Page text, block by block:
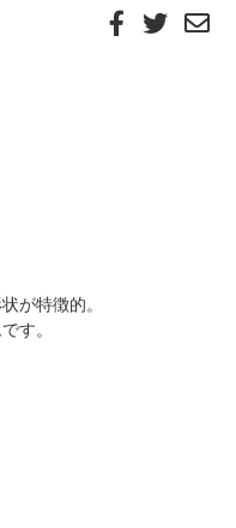
が特徴的。
す。